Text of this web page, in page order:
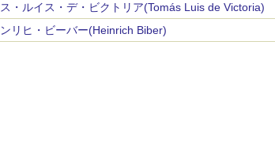
ス・ルイス・デ・ビクトリア(Tomás Luis de Victoria)
リヒ・ビーバー(Heinrich Biber)